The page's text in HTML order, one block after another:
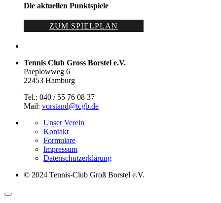
Die aktuellen Punktspiele
ZUM SPIELPLAN
Tennis Club Gross Borstel e.V.
Paeplowweg 6
22453 Hamburg
Tel.: 040 / 55 76 08 37
Mail: vorstand@tcgb.de
Unser Verein
Kontakt
Formulare
Impressum
Datenschutz­erklärung
© 2024 Tennis-Club Groß Borstel e.V.